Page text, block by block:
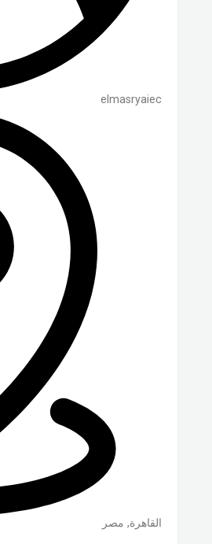
elmasryaiec
القاهرة, مصر